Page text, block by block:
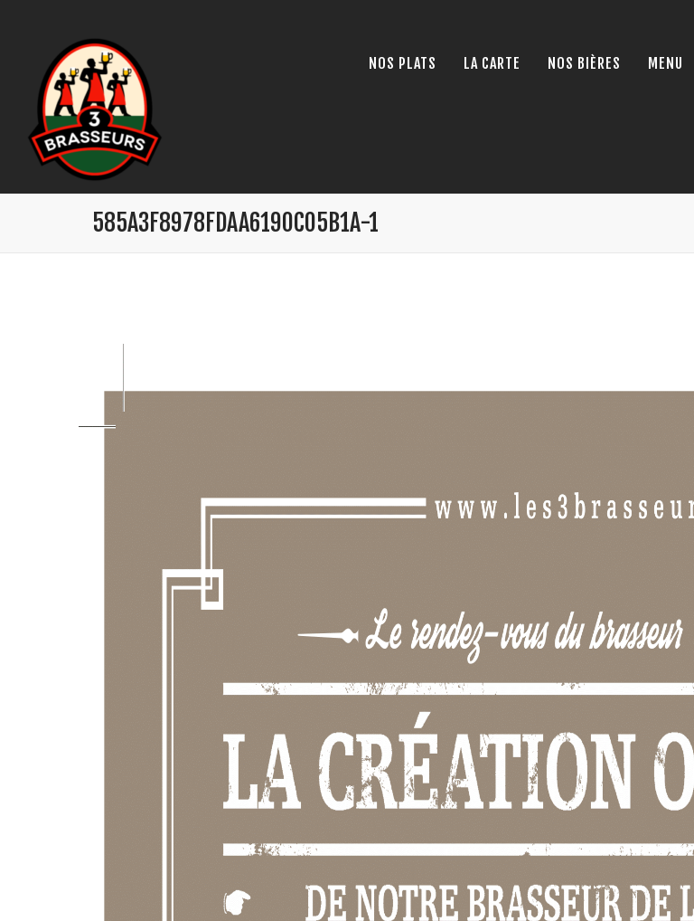
NOS PLATS LA CARTE NOS BIÈRES MENU
585A3F8978FDAA6190C05B1A-1